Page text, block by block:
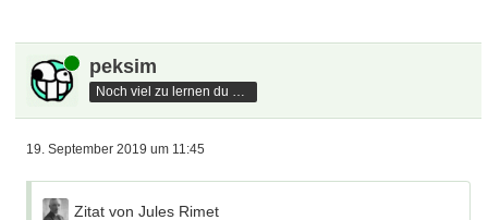
Online peksim
Noch viel zu lernen du hast
19. September 2019 um 11:45
Zitat von Jules Rimet